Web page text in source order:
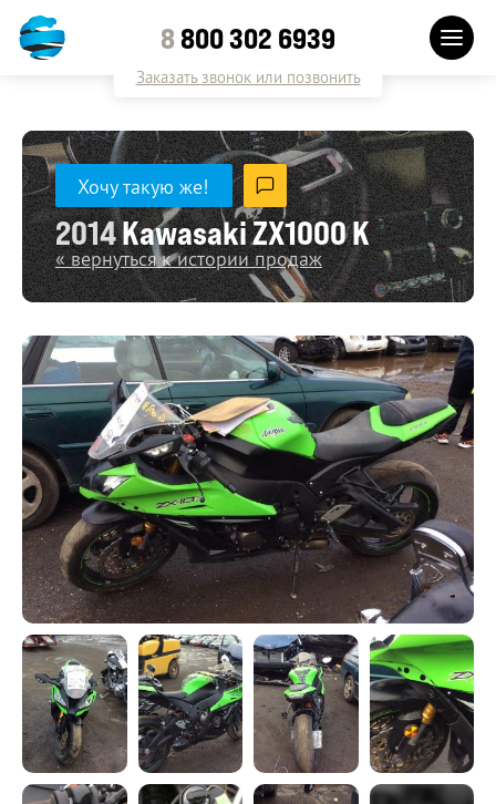
8800 302 6939
Заказать звонок или позвонить
2014Kawasaki ZX1000 K
« вернуться к истории продаж
Хочу такую же!